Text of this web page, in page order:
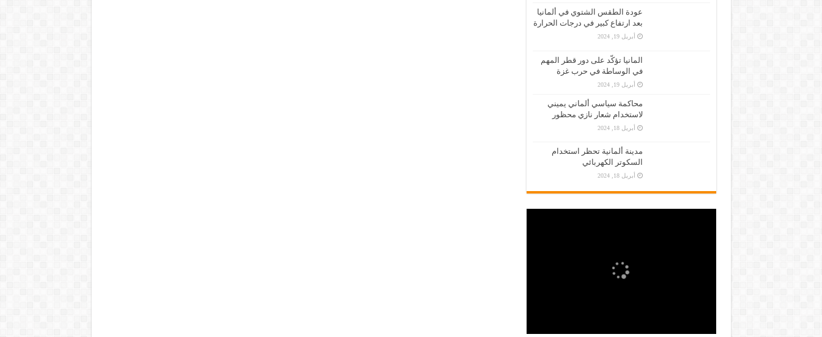
عودة الطقس الشتوي في ألمانيا
بعد ارتفاع كبير في درجات الحرارة
أبريل 19, 2024
المانيا تؤكّد على دور قطر المهم
في الوساطة في حرب غزة
أبريل 19, 2024
محاكمة سياسي ألماني يميني
لاستخدام شعار نازي محظور
أبريل 18, 2024
مدينة ألمانية تحظر استخدام
السكوتر الكهربائي
أبريل 18, 2024